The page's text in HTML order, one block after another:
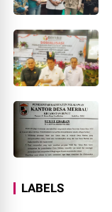
LABELS